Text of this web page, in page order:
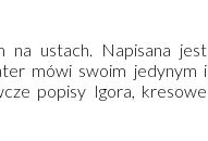
na ustach. Napisana jest
mówi swoim jedynym i
popisy Igora, kresowe